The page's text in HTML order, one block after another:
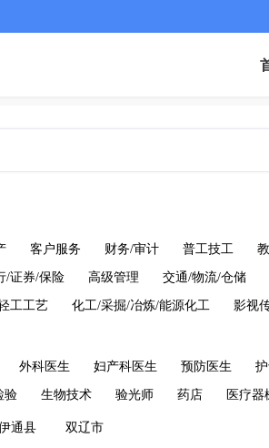
客户服务 财务/审计 普工技工
/证券/保险 高级管理 交通/物流/仓储
工工艺 化工/采掘/冶炼/能源化工 影视
外科医生 妇产科医生 预防医生
验 生物技术 验光师 药店 医疗器
通县 双辽市